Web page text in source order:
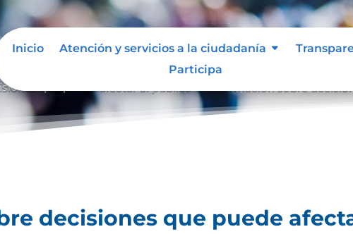
Inicio Atención y servicios a la ciudadanía
Participa
que puede afectar al público Información sobre
decisiones que puede